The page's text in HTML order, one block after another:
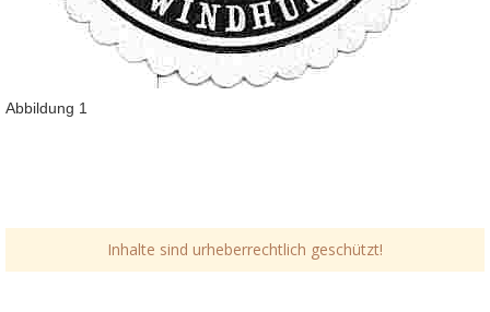
Abbildung 1
Inhalte sind urheberrechtlich geschützt!